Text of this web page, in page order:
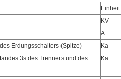
Einheit
KV
A
Erdungsschalters (Spitze) Ka
3s des Trenners und des
Ka